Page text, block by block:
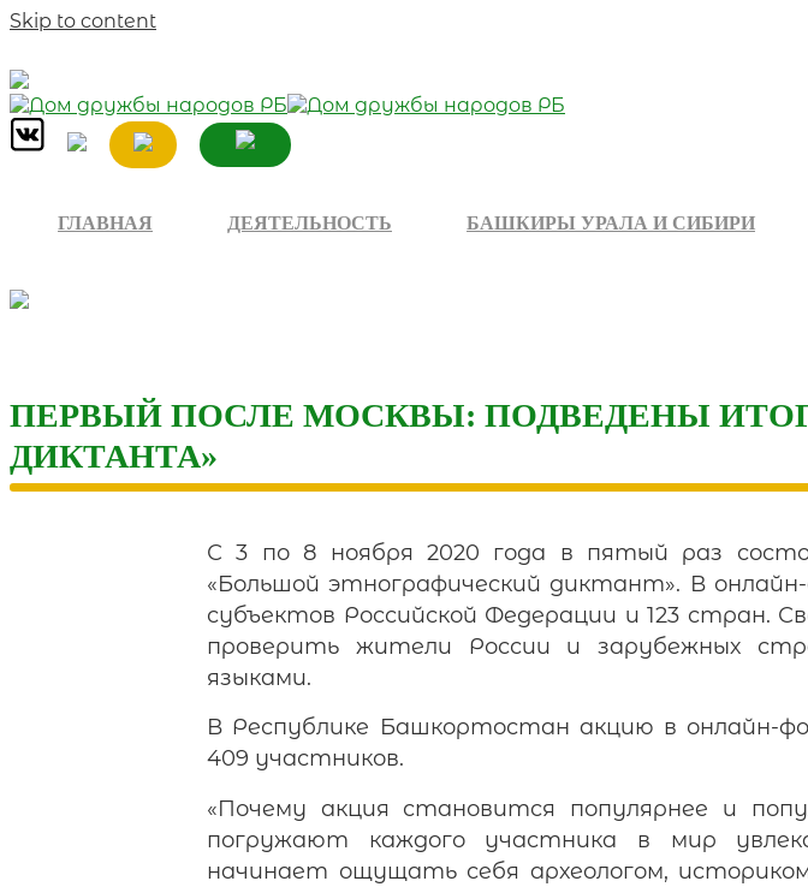
Skip to content
ГЛАВНАЯ ДЕЯТЕЛЬНОСТЬ БАШКИРЫ УРАЛА И СИБИРИ
ПЕРВЫЙ ПОСЛЕ МОСКВЫ: ПОДВЕДЕНЫ
ДИКТАНТА»
С 3 по 8 ноября 2020 года в пятый раз
«Большой этнографический диктант». В
субъектов Российской Федерации и 123 стран.
проверить жители России и зарубежных
языками.
В Республике Башкортостан акцию в онлайн-
409 участников.
«Почему акция становится популярнее и
погружают каждого участника в мир
начинает ощущать себя археологом,